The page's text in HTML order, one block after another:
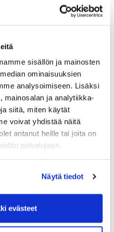
sisällön ja mainosten
ominaisuuksien
analysoimiseen. Lisäksi
mainosalan ja analytiikka-
siitä, miten käytät
voivat yhdistää näitä
antanut heille tai joita on
palvelujaan.
Näytä tiedot
evästeet
Aluetourin kisoja ei
Puh 0405518562.